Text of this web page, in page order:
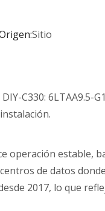
Sitio
C330: 6LTAA9.5-G1
operación estable,
de datos
2017, lo que